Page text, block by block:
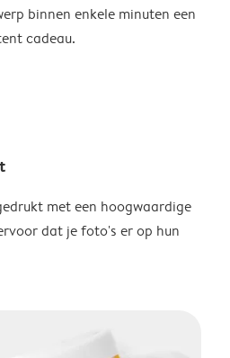
binnen enkele minuten een
cadeau.
met een hoogwaardige
dat je foto's er op hun